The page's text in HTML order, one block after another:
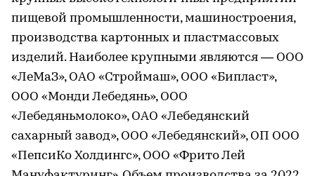
пищевой промышленности, машиностроения,
производства картонных и пластмассовых
изделий. Наиболее крупными являются — ООО
«ЛеМаЗ», ОАО «Строймаш», ООО «Бипласт»,
ООО «Монди Лебедянь», ООО
«Лебедяньмолоко», ОАО «Лебедянский
сахарный завод», ООО «Лебедянский», ОП ООО
«ПепсиКо Холдингс», ООО «Фрито Лей